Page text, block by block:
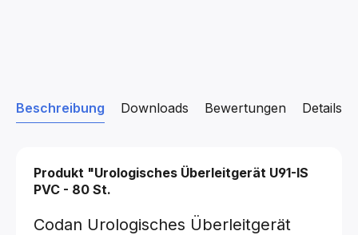
Beschreibung Downloads Details
Bewertungen
Produkt "Urologisches Überleitgerät U91-IS
PVC - 80 St.
Codan Urologisches Überleitgerät